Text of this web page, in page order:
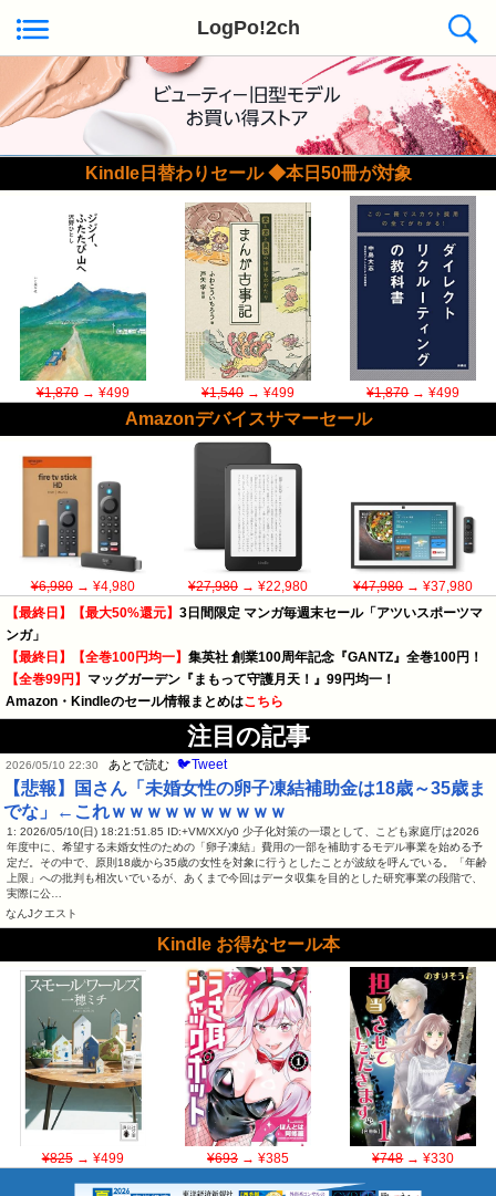
LogPo!2ch
Kindle日替わりセール ◆本日50冊が対象
¥1,870→ ¥499 ¥1,540→ ¥499 ¥1,870→ ¥499
Amazonデバイスサマーセール
¥6,980→ ¥4,980 ¥27,980→ ¥22,980 ¥47,980→ ¥37,980
【最終日】【最大50%還元】 3日間限定 マンガ毎週末セール「アツいスポーツマ
ンガ」
【最終日】【全巻100円均一】 集英社 創業100周年記念『GANTZ』全巻100円！
【全巻99円】 マッグガーデン『まもって守護月天！』99円均一！
Amazon・Kindleのセール情報まとめはこちら
注目の記事
2026/05/10 22:30 あとで読む 🐦Tweet
【悲報】国さん「未婚女性の卵子凍結補助金は18歳～35歳ま
でな」←これｗｗｗｗｗｗｗｗｗｗ
1: 2026/05/10(日) 18:21:51.85 ID:+VM/XX/y0 少子化対策の一環として、こども家庭庁は2026
年度中に、希望する未婚女性のための「卵子凍結」費用の一部を補助するモデル事業を始める予
定だ。その中で、原則18歳から35歳の女性を対象に行うとしたことが波紋を呼んでいる。「年齢
上限」への批判も相次いでいるが、あくまで今回はデータ収集を目的とした研究事業の段階で、
実際に公…
なんJクエスト
Kindle お得なセール本
¥825→ ¥499 ¥693→ ¥385 ¥748→ ¥330